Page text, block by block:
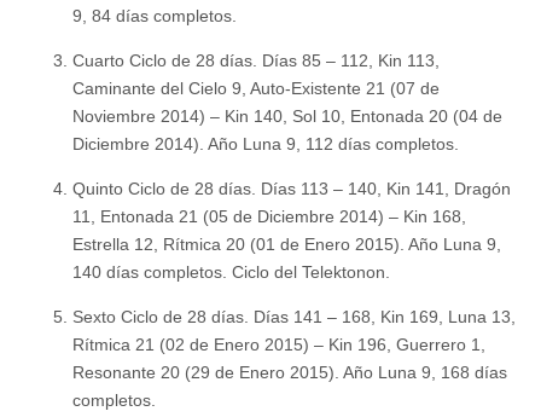
9, 84 días completos.
Cuarto Ciclo de 28 días. Días 85 – 112, Kin 113,
Caminante del Cielo 9, Auto-Existente 21 (07 de
Noviembre 2014) – Kin 140, Sol 10, Entonada 20 (04 de
Diciembre 2014). Año Luna 9, 112 días completos.
Quinto Ciclo de 28 días. Días 113 – 140, Kin 141, Dragón
11, Entonada 21 (05 de Diciembre 2014) – Kin 168,
Estrella 12, Rítmica 20 (01 de Enero 2015). Año Luna 9,
140 días completos. Ciclo del Telektonon.
Sexto Ciclo de 28 días. Días 141 – 168, Kin 169, Luna 13,
Rítmica 21 (02 de Enero 2015) – Kin 196, Guerrero 1,
Resonante 20 (29 de Enero 2015). Año Luna 9, 168 días
completos.